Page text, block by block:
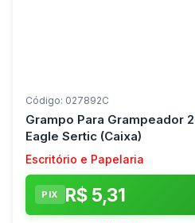
Código: 027892C
Grampo Para Grampeador
Eagle Sertic (Caixa)
Escritório e Papelaria
PIX R$ 5,31